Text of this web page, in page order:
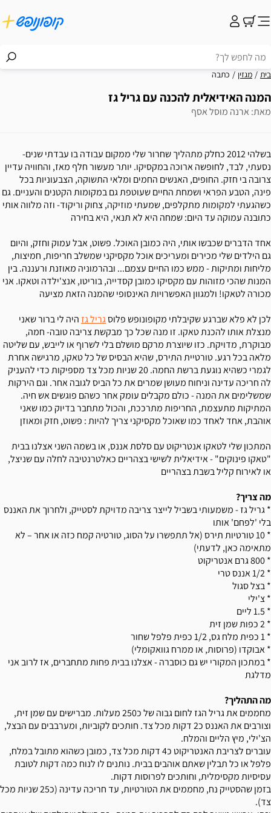
בית מגזין כתבה
המנה האידיאלית להכנה עם גריל גז
מאת: ארנה מוסל אסף
בשלהי 2012 כחלק מתהליך שחרור שלי ממקום עבודה בו עבדתי שנים-
נסעתי, לבד, לחופשה ארוכה במקסיקו. יותר מעשור חלף מאז, והחוויה עדיין
צרובה בי חזק. החופים, האנשים החמים ומלאי התשוקה, הצבעוניות בכל
פינה, הטבע הפראי ושמחת החיים שעוטפת גם במקומות הקטנים והעניים. גם
כשהגעתי למקומות מתקלפים, שמעתי מוזיקה, צחוק וריקוד- וזה מלווה אותי
כתובנה עמוקה עד היום: שמחה היא לא תנאי, היא בחירה
אחד הדברים שכבשו אותי, היה כמובן האוכל. פשוט, אבל עמוק וחזק, והיום
גם הילדים שלי מכירים ומעריכים אוכל מקסיקני שמשלב חריפות, חמיצות,
מליחות ומתיקות - ממש כמו החיים עצמם... ובהרמוניה מאוזנת ורעננה. בין
המנות שהכי מזוהות עם מקסיקו כמובן קסדייה, בוריטו, אנצ'ילדה וטאקו. אני
מכורה לטאקו! ולמגוון האפשרויות האינסופי שהמנה הזאת מציעה
לכן לא פלא שברגע שקיבלתי מקופונופש פלוסגריל גזהיה לי ברור שאני
מנצלת אותו להכנת טאקו. זו מנה שכל כך מבקשת צריבה טובה- חמה,
מבוקרת, מדויקת. כזו שיוצרת מרקם מושלם בלי לשרוף או לייבש, עם שליטה
מלאה בכל רגע. טורטיית התירס, שהיא הבסיס של כל טאקו, מרגישה אחרת
לגמרי כשהיא נוגעת ברשת החמה. 20 שניות מכל צד מספיקות כדי להעניק
לה חריכה עדינה וניחוח מעושן שמרים את כל הביס לגובה אחר. וגם הירקות
שמשלימים את המנה - כולם מקבלים עומק אחר כשהם פוגשים אש חיה.
המתיקות מתעצמת, החריפות מתרככת, והכול מתחבר בדיוק כמו שאני
אוהבת, אחד לאחד כמו שאוכל מקסיקני צריך להיות : פשוט, חזק ומאוזן
המתכון שלי לטאקו אנטריקוט עם סלסת אננס, או בשמה השני אצלנו בבית
"טאקו פינוקים" - אידיאלית לשישי בצהריים כאלטרנטיבה לחלה עם שניצל,
או לאירוח קליל בשבת בצהריים
מה צריך?
* גריל גז - משמעותי בשביל לייצר צריבה מדויקת לסטייק, ולחרוך את האננס
בלי 'לפחם' אותו
* 10 טורטיות תירס (אל תתפשרו על הסוג, טורטיה קמח כזה או אחר – לא
מתאימה כאן, לדעתי)
* 800 גרם אנטריקוט
* 1/2 אננס טרי
* בצל סגול
* צ'ילי
* 1.5 ליים
* 2 כפות שמן זית
* 1 כפית מלח גס, 1/2 כפית פלפל שחור
* אבוקדו (פרוסות, או ממרח גוואקומלי)
* במתכון המקורי יש גם כוסברה - אצלנו בבית פחות מתחברים, אז לרוב אני
מדלגת
מה התהליך?
מחממים את גריל הגז לחום גבוה של כ250 מעלות. מברישים עם שמן זית,
וצורבים את האננס כ2 דקות מכל צד. חותכים לקוביות, ומערבבים עם הבצל,
הצ'ילי, מיץ הליים והמלח.
עוברים לצריבת האנטריקוט כ4 דקות מכל צד, כמובן כשהוא מתובל במלח,
פלפל או כל תבלין שאתם אוהבים בבית. נותנים לו לנוח כמה דקות לטובת
עסיסיות מקסימלית, וחותכים לפרוסות דקות.
בזמן שהסטייק נח, מחממים את הטורטיות, עד חריכה עדינה (כ25 שניות מכל
צד).